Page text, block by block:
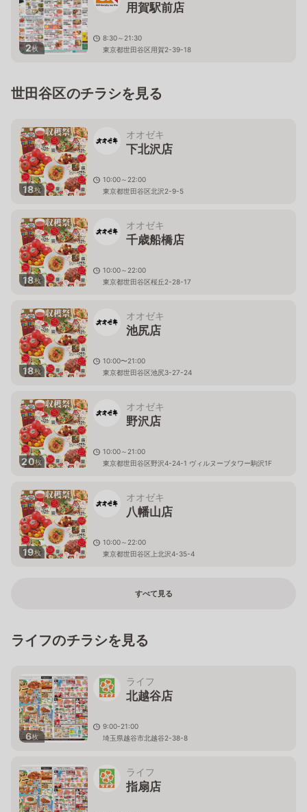
2枚
用賀駅前店
8:30～21:30
東京都世田谷区用賀2-39-18
世田谷区のチラシを見る
18枚
オオゼキ
下北沢店
10:00～22:00
東京都世田谷区北沢2-9-5
18枚
オオゼキ
千歳船橋店
10:00～22:00
東京都世田谷区桜丘2-28-17
18枚
オオゼキ
池尻店
10:00〜21:00
東京都世田谷区池尻3-27-24
20枚
オオゼキ
野沢店
10:00～21:00
東京都世田谷区野沢4-24-1 ヴィルヌーブタワー駒沢1F
19枚
オオゼキ
八幡山店
10:00～22:00
東京都世田谷区上北沢4-35-4
すべて見る
ライフのチラシを見る
6枚
ライフ
北越谷店
9:00-21:00
埼玉県越谷市北越谷2-38-8
ライフ
指扇店